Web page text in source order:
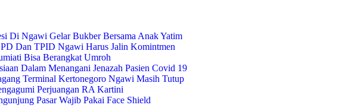
Di Ngawi Gelar Bukber Bersama Anak Yatim
Dan TPID Ngawi Harus Jalin Komintmen
Bisa Berangkat Umroh
Dalam Menangani Jenazah Pasien Covid 19
Terminal Kertonegoro Ngawi Masih Tutup
Perjuangan RA Kartini
Pasar Wajib Pakai Face Shield